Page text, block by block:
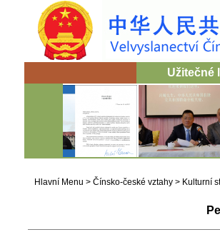
Užitečné
Hlavní Menu > Čínsko-české vztahy > Kulturní